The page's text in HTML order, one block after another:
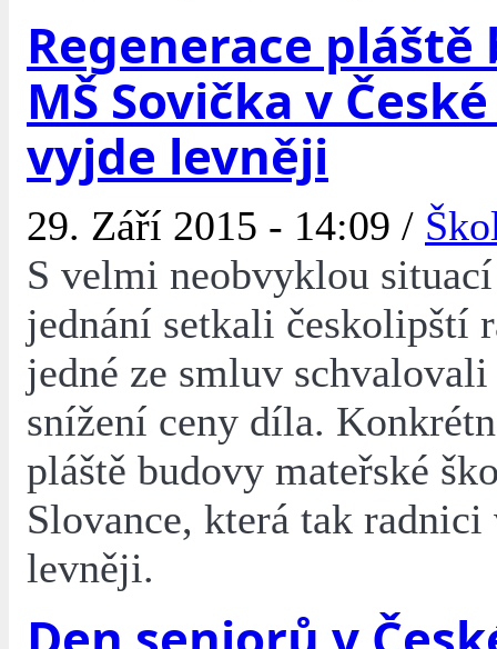
Regenerace pláště
MŠ Sovička v
vyjde levněji
29. Září 2015 - 14:09 /
S velmi neobvyklou situací
jednání setkali českolipští
jedné ze smluv
snížení ceny díla.
pláště budovy mateřské
Slovance, která tak radnici
levněji.